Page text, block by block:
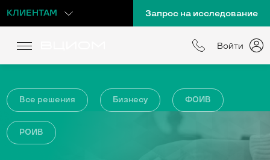
КЛИЕНТАМ Запрос на исследование
Войти
Все решения Бизнесу ФОИВ
РОИВ